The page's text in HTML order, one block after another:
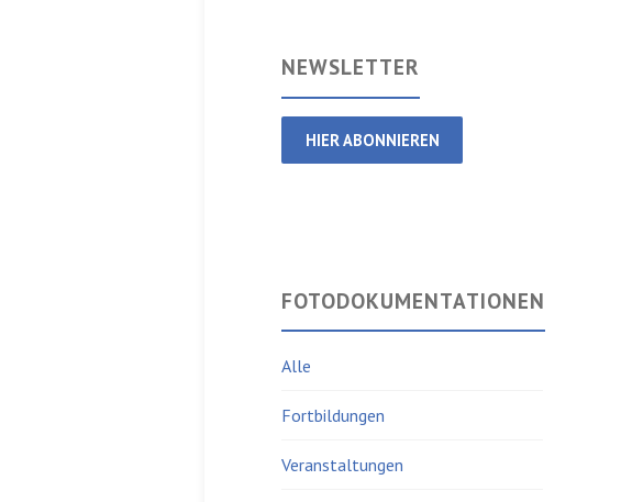
NEWSLETTER
HIER ABONNIEREN
FOTODOKUMENTATIONEN
Alle
Fortbildungen
Veranstaltungen